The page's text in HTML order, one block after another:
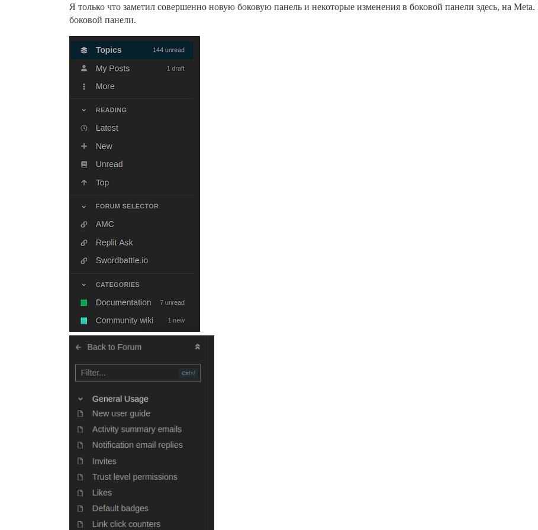
Я только что заметил совершенно новую боковую панель и некоторые изменения в боковой панели здесь, на
боковой панели.